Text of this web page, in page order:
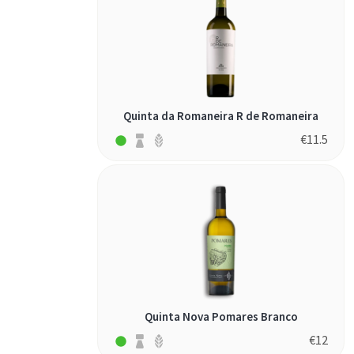
Quinta da Romaneira R de Romaneira
€11.5
Quinta Nova Pomares Branco
€12